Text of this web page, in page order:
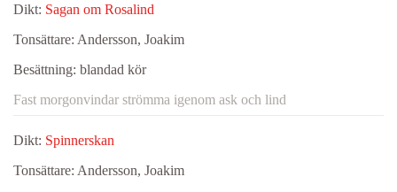
Dikt: Sagan om Rosalind
Tonsättare: Andersson, Joakim
Besättning: blandad kör
Fast morgonvindar strömma igenom ask och lind
Dikt: Spinnerskan
Tonsättare: Andersson, Joakim